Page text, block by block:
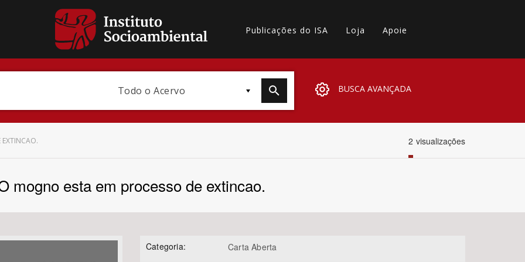
Publicações do ISA Loja Apoie
Todo o Acervo BUSCA AVANÇADA
EXTINCAO. 2 visualizações
mogno esta em processo de extincao.
Categoria: Carta Aberta